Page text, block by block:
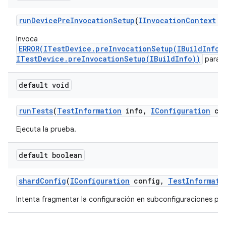
runDevicePreInvocationSetup(IInvocationContext
Invoca
ITestDevice.preInvocationSetup(IBuildInfo))
para
default void
runTests(TestInformation info , IConfiguration
Ejecuta la prueba.
default boolean
shardConfig(IConfiguration config , Test
Intenta fragmentar la configuración en subconfiguraciones